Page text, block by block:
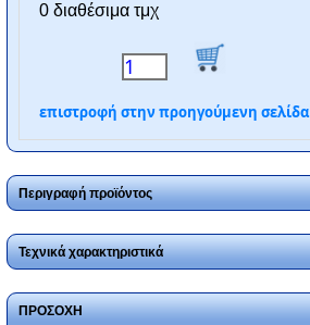
0 διαθέσιμα τμχ
επιστροφή στην προηγούμενη σελίδα
Περιγραφή προϊόντος
Τεχνικά χαρακτηριστικά
ΠΡΟΣΟΧΗ